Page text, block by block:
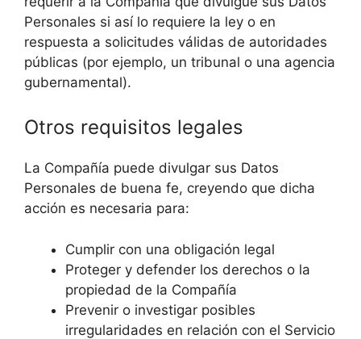
Personales si así lo requiere la ley o en
respuesta a solicitudes válidas de autoridades
públicas (por ejemplo, un tribunal o una agencia
gubernamental).
Otros requisitos legales
La Compañía puede divulgar sus Datos
Personales de buena fe, creyendo que dicha
acción es necesaria para:
Cumplir con una obligación legal
Proteger y defender los derechos o la
propiedad de la Compañía
Prevenir o investigar posibles
irregularidades en relación con el Servicio